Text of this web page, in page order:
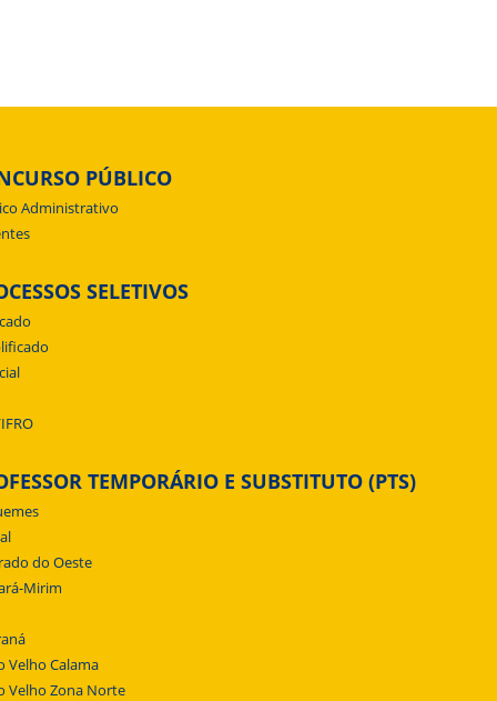
PÚBLICO
Administrativo
SELETIVOS
TEMPORÁRIO E SUBSTITUTO (PTS)
do Oeste
Mirim
Velho Calama
Velho Zona Norte